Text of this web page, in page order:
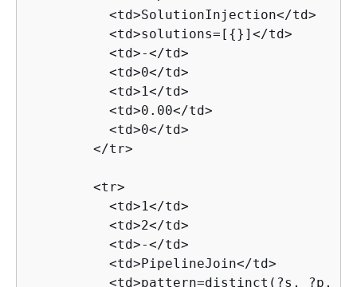
          <td>SolutionInjection</td>
          <td>solutions=[
{}]</td>
          <td>-</td>
          <td>0</td>
          <td>1</td>
          <td>0.00</td>
          <td>0</td>
        </tr>
        <tr>
          <td>1</td>
          <td>2</td>
          <td>-</td>
          <td>PipelineJoin</td>
<td>pattern=distinct(?s, ?p,